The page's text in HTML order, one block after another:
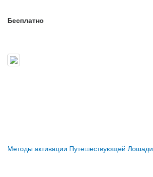
Бесплатно
Методы активации Путешествующей Лошади